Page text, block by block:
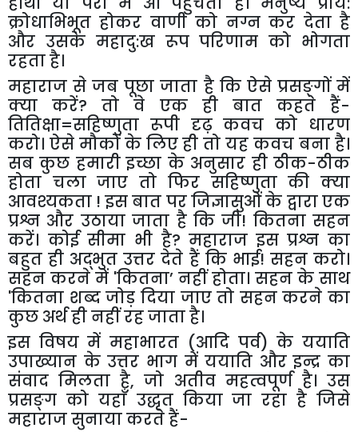
क्रोधाभिभूत होकर वाणी को नग्न कर देता है
और उसके महादु:ख रूप परिणाम को भोगता
रहता है।
महाराज से जब पूछा जाता है कि ऐसे प्रसङ्गों में
क्या करें?तो वे एक ही बात कहते हैं-
तितिक्षा=सहिष्णुता रूपी दृढ़ कवच को धारण
करो। ऐसे मौकों के लिए ही तो यह कवच बना है।
सब कुछ हमारी इच्छा के अनुसार ही ठीक-ठीक
होता चला जाए तो फिर सहिष्णुता की क्या
आवश्यकता ! इस बात पर जिज्ञासुओं के द्वारा एक
प्रश्न और उठाया जाता है कि जी! कितना सहन
करें। कोई सीमा भी है?महाराज इस प्रश्न का
बहुत ही अद्भुत उत्तर देते हैं कि भाई! सहन करो।
सहन करने में 'कितना’ नहीं होता। सहन के साथ
'कितना शब्द जोड़ दिया जाए तो सहन करने का
कुछ अर्थ ही नहीं रह जाता है।
इस विषय में महाभारत (आदि पर्व) के ययाति
उपाख्यान के उत्तर भाग में ययाति और इन्द्र का
संवाद मिलता है,जो अतीव महत्वपूर्ण है। उस
प्रसङ्ग को यहाँ उद्धृत किया जा रहा है जिसे
महाराज सुनाया करते हैं-